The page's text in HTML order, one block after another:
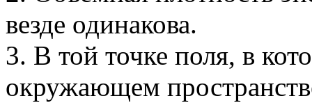
везде одинакова.
3. В той точке поля, в
окружающем